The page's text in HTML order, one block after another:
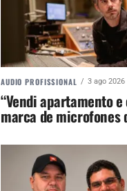
AUDIO PROFISSIONAL 3 ago 2026
“Vendi apartamento
marca de microfones